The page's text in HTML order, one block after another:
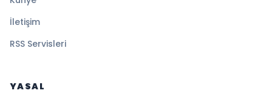
İletişim
RSS Servisleri
YASAL